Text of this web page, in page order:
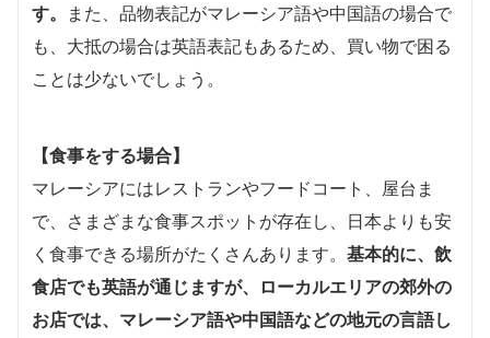
す。
また、品物表記がマレーシア語や中国語の場合で
も、大抵の場合は英語表記もあるため、買い物で困る
ことは少ないでしょう。
【食事をする場合】
マレーシアにはレストランやフードコート、屋台ま
で、さまざまな食事スポットが存在し、日本よりも安
く食事できる場所がたくさんあります。 基本的に、飲
食店でも英語が通じますが、ローカルエリアの郊外の
お店では、マレーシア語や中国語などの地元の言語し